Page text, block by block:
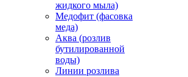
жидкого мыла)
Медофит (фасовка
меда)
Аква (розлив
бутилированной
воды)
Линии розлива